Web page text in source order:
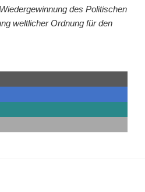
des Poli­ti­schen
welt­li­cher Ord­nung für den